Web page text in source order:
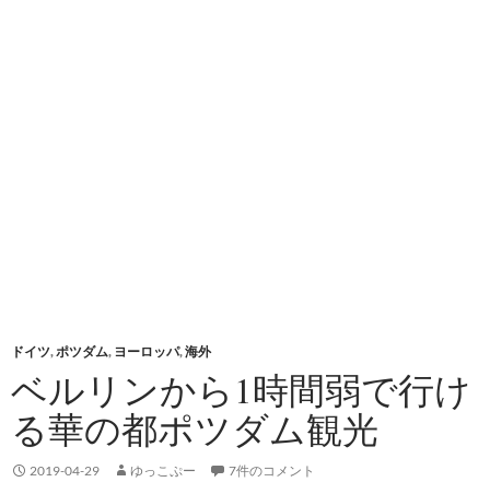
ドイツ,ポツダム, ヨーロッパ,海外
ベルリンから1時間弱で行け
る華の都ポツダム観光
2019-04-29 ゆっこぷー 7件のコメント